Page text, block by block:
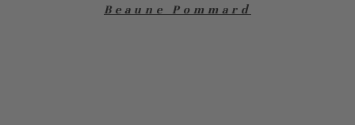
Beaune Pommard